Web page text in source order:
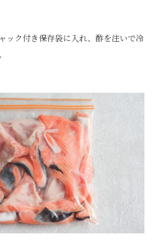
ック付き保存袋に入れ、酢を注いで冷